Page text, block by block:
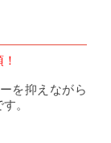
を抑えながら
。